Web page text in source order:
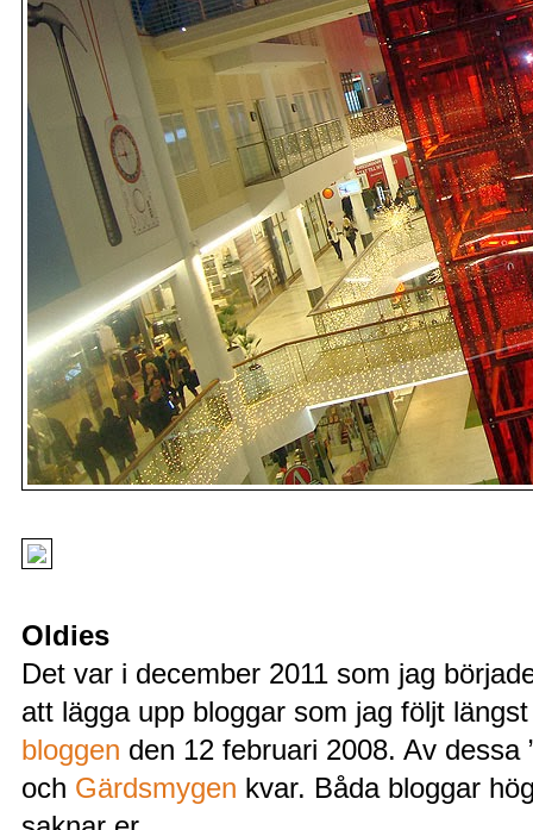
Oldies
Det var i december 2011 som jag
att lägga upp bloggar som jag följt
bloggen den 12 februari 2008. Av dessa
och Gärdsmygen kvar. Båda bloggar